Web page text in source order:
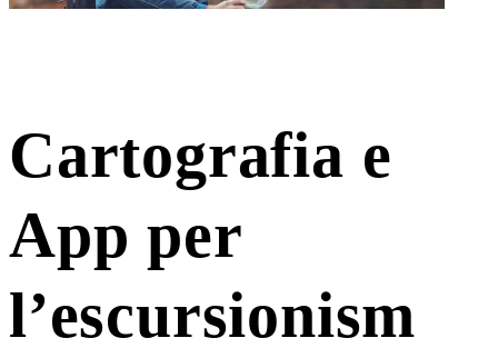
Cartografia e
App per
l’escursionism